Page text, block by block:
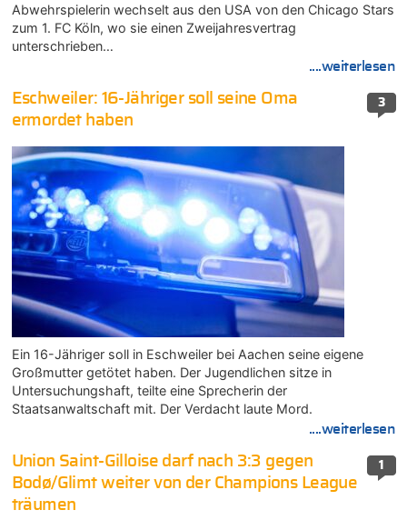
Abwehrspielerin wechselt aus den USA von den Chicago Stars
zum 1. FC Köln, wo sie einen Zweijahresvertrag
unterschrieben…
....weiterlesen
3
Eschweiler: 16-Jähriger soll seine Oma
ermordet haben
Ein 16-Jähriger soll in Eschweiler bei Aachen seine eigene
Großmutter getötet haben. Der Jugendlichen sitze in
Untersuchungshaft, teilte eine Sprecherin der
Staatsanwaltschaft mit. Der Verdacht laute Mord.
....weiterlesen
1
Union Saint-Gilloise darf nach 3:3 gegen
Bodø/Glimt weiter von der Champions League
träumen